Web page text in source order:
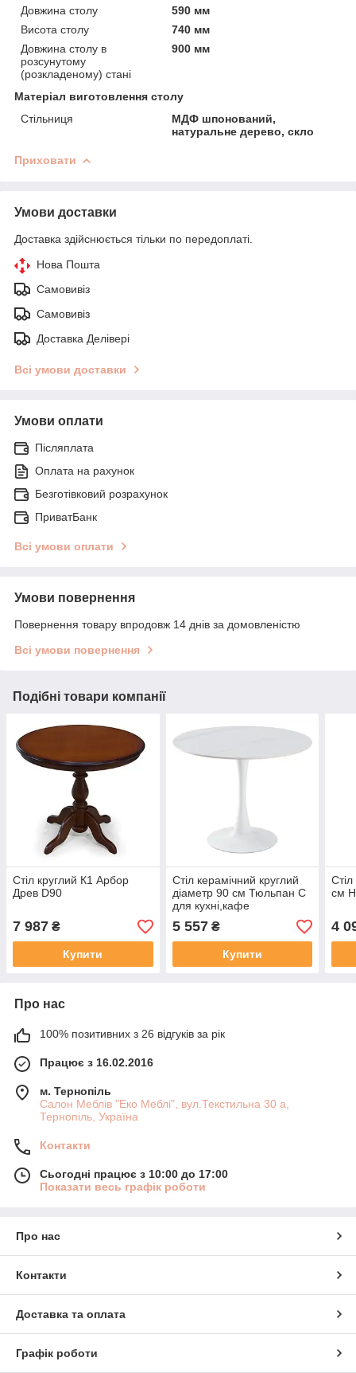
Довжина столу
590 мм
Висота столу
740 мм
Довжина столу в
розсунутому
(розкладеному) стані
900 мм
Матеріал виготовлення столу
Стільниця
МДФ шпонований,
натуральне дерево, скло
Приховати
Умови доставки
Доставка здійснюється тільки по передоплаті.
Нова Пошта
Самовивіз
Самовивіз
Доставка Делівері
Всі умови доставки
Умови оплати
Післяплата
Оплата на рахунок
Безготівковий розрахунок
ПриватБанк
Всі умови оплати
Умови повернення
Повернення товару впродовж 14 днів за домовленістю
Всі умови повернення
Подібні товари компанії
Стіл круглий К1 Арбор
Древ D90
7 987 ₴
Купити
Стіл керамічний круглий
діаметр 90 см Тюльпан C
для кухні,кафе
5 557₴
Купити
см
4
Про нас
100% позитивних з 26 відгуків за рік
Працює з 16.02.2016
м. Тернопіль
Салон Меблів "Еко Меблі", вул.Текстильна 30 а,
Тернопіль, Україна
Контакти
Сьогодні працює з 10:00 до 17:00
Показати весь графік роботи
Про нас
Контакти
Доставка та оплата
Графік роботи